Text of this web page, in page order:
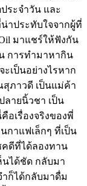
ระจำวัน และ
าประทับใจจากผู้ที่
มาแชร์ให้ฟังกัน
การทำมาหากิน
ะเป็นอย่างไรหาก
ภาวดี เป็นแม่ค้า
ายนิ้วชา เป็น
อเรื่องจริงของพี่
าแฟเล็กๆ ที่เป็น
คดีที่ได้ลองทาน
นได้ชัด กลับมา
ก็ได้กลับมาดื่ม